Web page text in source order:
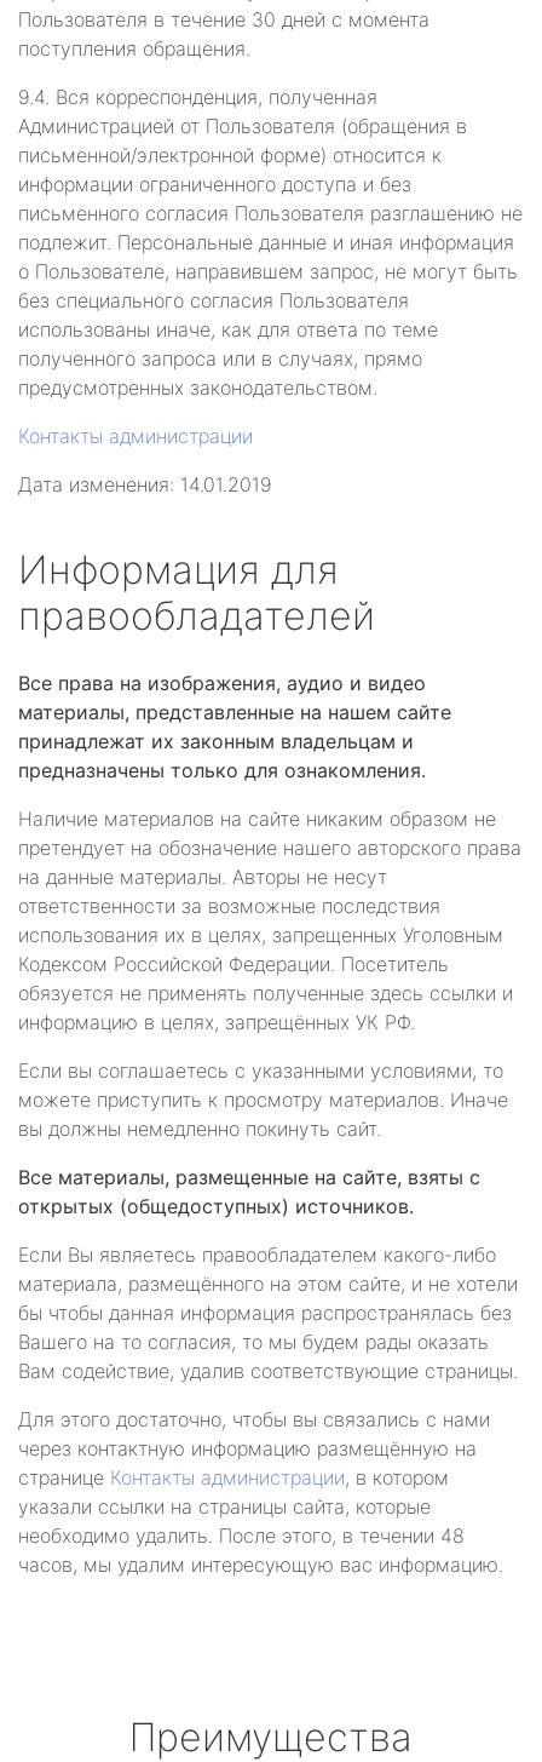
Пользователя в течение 30 дней с момента
поступления обращения.
9.4. Вся корреспонденция, полученная
Администрацией от Пользователя (обращения в
письменной/электронной форме) относится к
информации ограниченного доступа и без
письменного согласия Пользователя разглашению не
подлежит. Персональные данные и иная информация
о Пользователе, направившем запрос, не могут быть
без специального согласия Пользователя
использованы иначе, как для ответа по теме
полученного запроса или в случаях, прямо
предусмотренных законодательством.
Контакты администрации
Дата изменения: 14.01.2019
Информация для
правообладателей
Все права на изображения, аудио и видео
материалы, представленные на нашем сайте
принадлежат их законным владельцам и
предназначены только для ознакомления.
Наличие материалов на сайте никаким образом не
претендует на обозначение нашего авторского права
на данные материалы. Авторы не несут
ответственности за возможные последствия
использования их в целях, запрещенных Уголовным
Кодексом Российской Федерации. Посетитель
обязуется не применять полученные здесь ссылки и
информацию в целях, запрещённых УК РФ.
Если вы соглашаетесь с указанными условиями, то
можете приступить к просмотру материалов. Иначе
вы должны немедленно покинуть сайт.
Все материалы, размещенные на сайте, взяты с
открытых (общедоступных) источников.
Если Вы являетесь правообладателем какого-либо
материала, размещённого на этом сайте, и не хотели
бы чтобы данная информация распространялась без
Вашего на то согласия, то мы будем рады оказать
Вам содействие, удалив соответствующие страницы.
Для этого достаточно, чтобы вы связались с нами
через контактную информацию размещённую на
странице Контакты администрации, в котором
указали ссылки на страницы сайта, которые
необходимо удалить. После этого, в течении 48
часов, мы удалим интересующую вас информацию.
Преимущества